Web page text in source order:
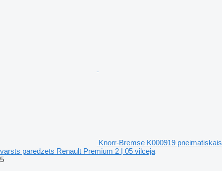
Knorr-Bremse K000919 pneimatiskais
vārsts paredzēts Renault Premium 2 | 05 vilcēja
5